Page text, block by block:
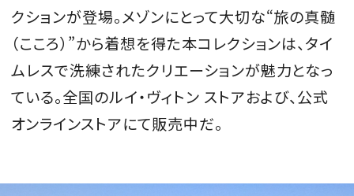
会員登録
Log in or Sign up
クションが登場。メゾンにとって大切な“旅の真髄
（こころ）”から着想を得た本コレクションは、タイ
ムレスで洗練されたクリエーションが魅力となっ
ている。全国のルイ・ヴィトン ストアおよび、公式
オンラインストアにて販売中だ。